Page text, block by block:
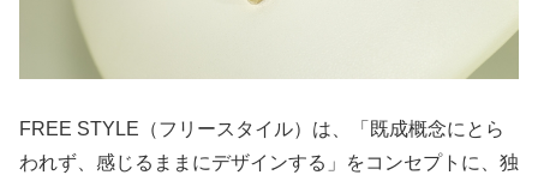
FREE STYLE（フリースタイル）は、「既成概念にとら
われず、感じるままにデザインする」をコンセプトに、独